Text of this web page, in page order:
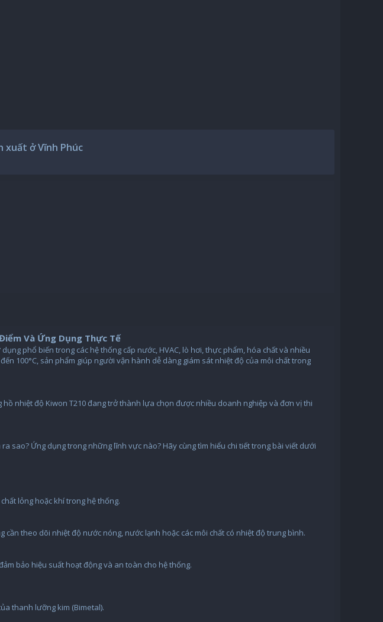
xuất ở Vĩnh Phúc
Và Ứng Dụng Thực Tế
phổ biến trong các hệ thống cấp nước, HVAC, lò hơi, thực phẩm, hóa chất và nhiều
100°C, sản phẩm giúp người vận hành dễ dàng giám sát nhiệt độ của môi chất trong
nhiệt độ Kiwon T210 đang trở thành lựa chọn được nhiều doanh nghiệp và đơn vị thi
sao? Ứng dụng trong những lĩnh vực nào? Hãy cùng tìm hiểu chi tiết trong bài viết dưới
lỏng hoặc khí trong hệ thống.
cần theo dõi nhiệt độ nước nóng, nước lạnh hoặc các môi chất có nhiệt độ trung bình.
bảo hiệu suất hoạt động và an toàn cho hệ thống.
thanh lưỡng kim (Bimetal).